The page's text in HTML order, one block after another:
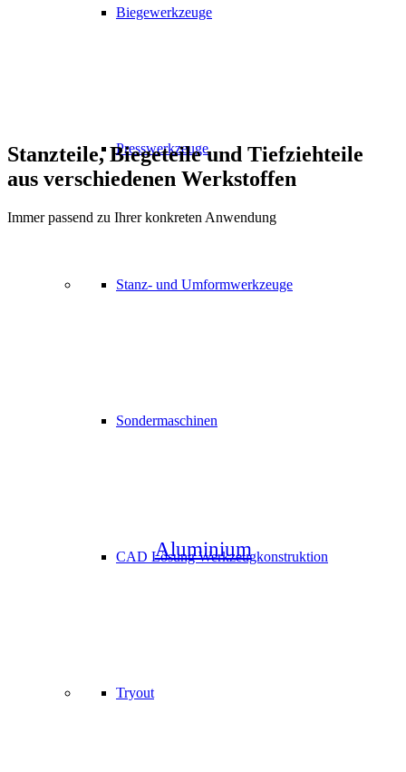
Biegewerkzeuge
Presswerkzeuge
Stanz- und Umformwerkzeuge
Sondermaschinen
CAD Lösung Werkzeugkonstruktion
Tryout
Stanzteile, Biegeteile und Tiefziehteile
aus verschiedenen Werkstoffen
Immer passend zu Ihrer konkreten Anwendung
Aluminium